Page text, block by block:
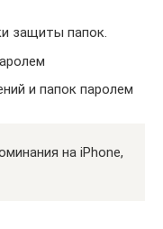
защиты папок.
и папок паролем
на iPhone,